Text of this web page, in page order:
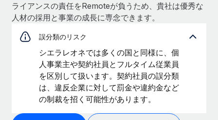
ライアンスの責任をRemoteが負うため、貴社は優秀な
人材の採用と事業の成長に専念できます。
誤分類のリスク
シエラレオネでは多くの国と同様に、個
人事業主や契約社員とフルタイム従業員
を区別して扱います。契約社員の誤分類
は、違反企業に対して罰金や違約金など
の制裁を招く可能性があります。